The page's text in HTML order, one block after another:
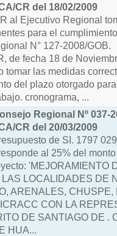
CR del 18/02/2009
al Ejecutivo Regional
para el
N° 127-2008/GOB.
de fecha 18 de
tomar las medidas
del plazo otorgado
cronograma, ...
Regional Nº 037-
CR del 20/03/2009
de SI. 1797
al 25% del
'MEJORAMIENTO
LOCALIDADES DE
ARENALES, CHUSPE,
CON LA
DE SANTIAGO DE .
HUA...